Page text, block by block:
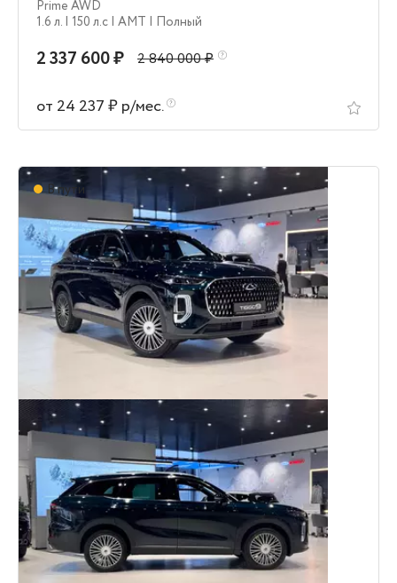
Prime AWD
1.6 л. | 150 л.c | AMT | Полный
2 337 600 ₽ 2 840 000 ₽
от 24 237 ₽ р/мес.
В пути